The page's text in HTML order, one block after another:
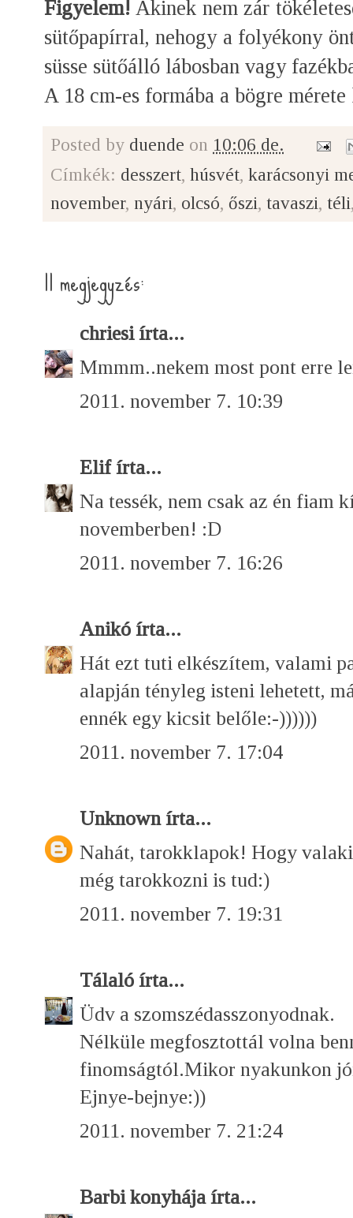
Figyelem! Akinek nem zár
sütőpapírral, nehogy a folyékony
süsse sütőálló lábosban vagy
A 18 cm-es formába a bögre
Posted by duende on 10:06 de.
Címkék: desszert, húsvét, karácsonyi
november, nyári, olcsó, őszi, tavaszi, téli
11 megjegyzés:
chriesiírta...
Mmmm..nekem most pont erre
2011. november 7. 10:39
Elifírta...
Na tessék, nem csak az én fiam
novemberben! :D
2011. november 7. 16:26
Anikó írta...
Hát ezt tuti elkészítem, valami
alapján tényleg isteni lehetett,
ennék egy kicsit belőle:-))))))
2011. november 7. 17:04
Unknownírta...
Nahát, tarokklapok! Hogy
még tarokkozni is tud:)
2011. november 7. 19:31
Tálaló írta...
Üdv a szomszédasszonyodnak.
Nélküle megfosztottál volna
finomságtól.Mikor nyakunkon
Ejnye-bejnye:))
2011. november 7. 21:24
Barbi konyhájaírta...